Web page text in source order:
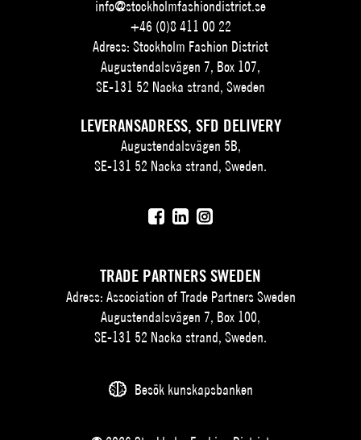
info@stockholmfashiondistrict.se
+46 (0)8 411 00 22
Adress: Stockholm Fashion District
Augustendalsvägen 7, Box 107,
SE-131 52 Nacka strand, Sweden
LEVERANSADRESS, SFD DELIVERY
Augustendalsvägen 5B,
SE-131 52 Nacka strand, Sweden.
TRADE PARTNERS SWEDEN
Adress: Association of Trade Partners Sweden
Augustendalsvägen 7, Box 100,
SE-131 52 Nacka strand, Sweden.
Besök kunskapsbanken